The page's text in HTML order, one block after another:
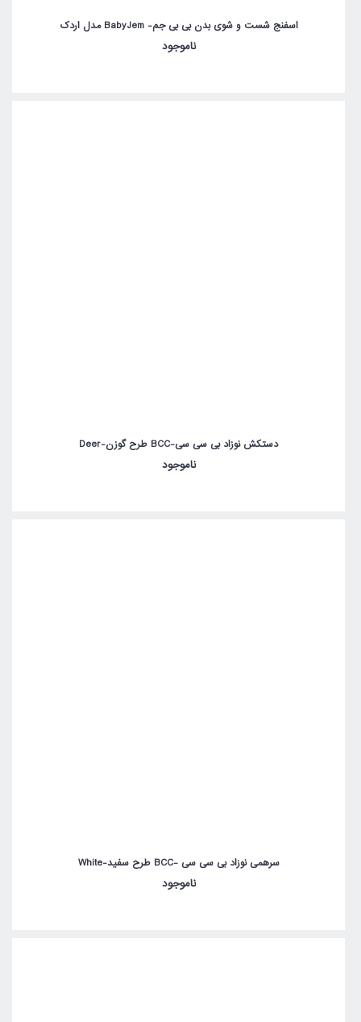
اسفنج شست و شوی بدن بی بی جم- BabyJem مدل اردک
ناموجود
دستکش نوزاد بی سی سی-BCC طرح گوزن-Deer
ناموجود
سرهمی نوزاد بی سی سی -BCC طرح سفید-White
ناموجود